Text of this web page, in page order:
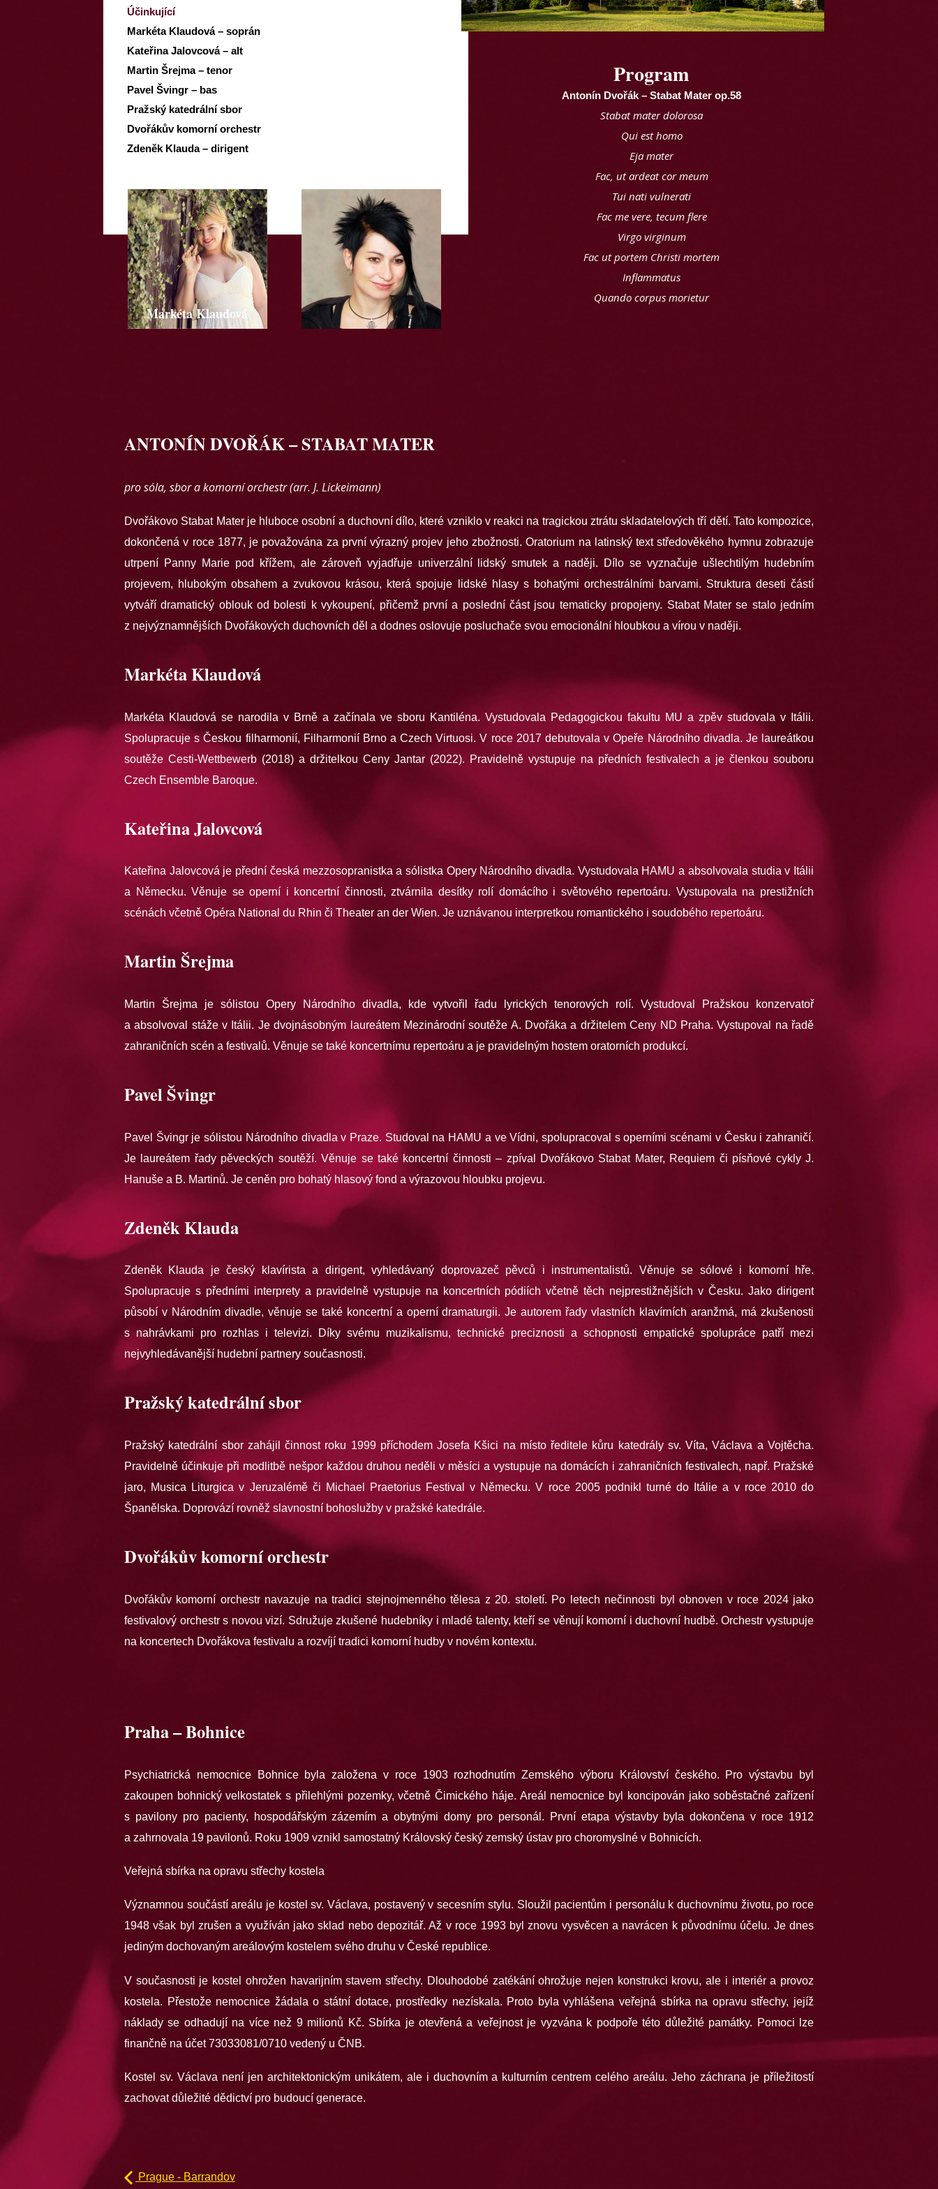
Účinkující
Markéta Klaudová – soprán
Kateřina Jalovcová – alt
Martin Šrejma – tenor
Pavel Švingr – bas
Pražský katedrální sbor
Dvořákův komorní orchestr
Zdeněk Klauda – dirigent
Program
Antonín Dvořák – Stabat Mater op.58
Stabat mater dolorosa
Qui est homo
Eja mater
Fac, ut ardeat cor meum
Tui nati vulnerati
Fac me vere, tecum flere
Virgo virginum
Fac ut portem Christi mortem
Inflammatus
Quando corpus morietur
Markéta Klaudová
ANTONÍN DVOŘÁK – STABAT MATER
pro sóla, sbor a komorní orchestr (arr. J. Lickeimann)
Dvořákovo Stabat Mater je hluboce osobní a duchovní dílo, které vzniklo v reakci na tragickou ztrátu skladatelových tří dětí. Tato kompozice,
dokončená v roce 1877, je považována za první výrazný projev jeho zbožnosti. Oratorium na latinský text středověkého hymnu zobrazuje
utrpení Panny Marie pod křížem, ale zároveň vyjadřuje univerzální lidský smutek a naději. Dílo se vyznačuje ušlechtilým hudebním
projevem, hlubokým obsahem a zvukovou krásou, která spojuje lidské hlasy s bohatými orchestrálními barvami. Struktura deseti částí
vytváří dramatický oblouk od bolesti k vykoupení, přičemž první a poslední část jsou tematicky propojeny. Stabat Mater se stalo jedním
z nejvýznamnějších Dvořákových duchovních děl a dodnes oslovuje posluchače svou emocionální hloubkou a vírou v naději.
Markéta Klaudová
Markéta Klaudová se narodila v Brně a začínala ve sboru Kantiléna. Vystudovala Pedagogickou fakultu MU a zpěv studovala v Itálii.
Spolupracuje s Českou filharmonií, Filharmonií Brno a Czech Virtuosi. V roce 2017 debutovala v Opeře Národního divadla. Je laureátkou
soutěže Cesti-Wettbewerb (2018) a držitelkou Ceny Jantar (2022). Pravidelně vystupuje na předních festivalech a je členkou souboru
Czech Ensemble Baroque.
Kateřina Jalovcová
Kateřina Jalovcová je přední česká mezzosopranistka a sólistka Opery Národního divadla. Vystudovala HAMU a absolvovala studia v Itálii
a Německu. Věnuje se operní i koncertní činnosti, ztvárnila desítky rolí domácího i světového repertoáru. Vystupovala na prestižních
scénách včetně Opéra National du Rhin či Theater an der Wien. Je uznávanou interpretkou romantického i soudobého repertoáru.
Martin Šrejma
Martin Šrejma je sólistou Opery Národního divadla, kde vytvořil řadu lyrických tenorových rolí. Vystudoval Pražskou konzervatoř
a absolvoval stáže v Itálii. Je dvojnásobným laureátem Mezinárodní soutěže A. Dvořáka a držitelem Ceny ND Praha. Vystupoval na řadě
zahraničních scén a festivalů. Věnuje se také koncertnímu repertoáru a je pravidelným hostem oratorních produkcí.
Pavel Švingr
Pavel Švingr je sólistou Národního divadla v Praze. Studoval na HAMU a ve Vídni, spolupracoval s operními scénami v Česku i zahraničí.
Je laureátem řady pěveckých soutěží. Věnuje se také koncertní činnosti – zpíval Dvořákovo Stabat Mater, Requiem či písňové cykly J.
Hanuše a B. Martinů. Je ceněn pro bohatý hlasový fond a výrazovou hloubku projevu.
Zdeněk Klauda
Zdeněk Klauda je český klavírista a dirigent, vyhledávaný doprovazeč pěvců i instrumentalistů. Věnuje se sólové i komorní hře.
Spolupracuje s předními interprety a pravidelně vystupuje na koncertních pódiích včetně těch nejprestižnějších v Česku. Jako dirigent
působí v Národním divadle, věnuje se také koncertní a operní dramaturgii. Je autorem řady vlastních klavírních aranžmá, má zkušenosti
s nahrávkami pro rozhlas i televizi. Díky svému muzikalismu, technické preciznosti a schopnosti empatické spolupráce patří mezi
nejvyhledávanější hudební partnery současnosti.
Pražský katedrální sbor
Pražský katedrální sbor zahájil činnost roku 1999 příchodem Josefa Kšici na místo ředitele kůru katedrály sv. Víta, Václava a Vojtěcha.
Pravidelně účinkuje při modlitbě nešpor každou druhou neděli v měsíci a vystupuje na domácích i zahraničních festivalech, např. Pražské
jaro, Musica Liturgica v Jeruzalémě či Michael Praetorius Festival v Německu. V roce 2005 podnikl turné do Itálie a v roce 2010 do
Španělska. Doprovází rovněž slavnostní bohoslužby v pražské katedrále.
Dvořákův komorní orchestr
Dvořákův komorní orchestr navazuje na tradici stejnojmenného tělesa z 20. století. Po letech nečinnosti byl obnoven v roce 2024 jako
festivalový orchestr s novou vizí. Sdružuje zkušené hudebníky i mladé talenty, kteří se věnují komorní i duchovní hudbě. Orchestr vystupuje
na koncertech Dvořákova festivalu a rozvíjí tradici komorní hudby v novém kontextu.
Praha – Bohnice
Psychiatrická nemocnice Bohnice byla založena v roce 1903 rozhodnutím Zemského výboru Království českého. Pro výstavbu byl
zakoupen bohnický velkostatek s přilehlými pozemky, včetně Čimického háje. Areál nemocnice byl koncipován jako soběstačné zařízení
s pavilony pro pacienty, hospodářským zázemím a obytnými domy pro personál. První etapa výstavby byla dokončena v roce 1912
a zahrnovala 19 pavilonů. Roku 1909 vznikl samostatný Královský český zemský ústav pro choromyslné v Bohnicích.
Veřejná sbírka na opravu střechy kostela
Významnou součástí areálu je kostel sv. Václava, postavený v secesním stylu. Sloužil pacientům i personálu k duchovnímu životu, po roce
1948 však byl zrušen a využíván jako sklad nebo depozitář. Až v roce 1993 byl znovu vysvěcen a navrácen k původnímu účelu. Je dnes
jediným dochovaným areálovým kostelem svého druhu v České republice.
V současnosti je kostel ohrožen havarijním stavem střechy. Dlouhodobé zatékání ohrožuje nejen konstrukci krovu, ale i interiér a provoz
kostela. Přestože nemocnice žádala o státní dotace, prostředky nezískala. Proto byla vyhlášena veřejná sbírka na opravu střechy, jejíž
náklady se odhadují na více než 9 milionů Kč. Sbírka je otevřená a veřejnost je vyzvána k podpoře této důležité památky. Pomoci lze
finančně na účet 73033081/0710 vedený u ČNB.
Kostel sv. Václava není jen architektonickým unikátem, ale i duchovním a kulturním centrem celého areálu. Jeho záchrana je příležitostí
zachovat důležité dědictví pro budoucí generace.
Prague - Barrandov